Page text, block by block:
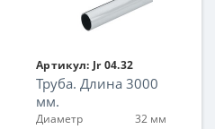
Артикул:Jr 04.32
Труба. Длина 3000
мм.
Диаметр 32 мм